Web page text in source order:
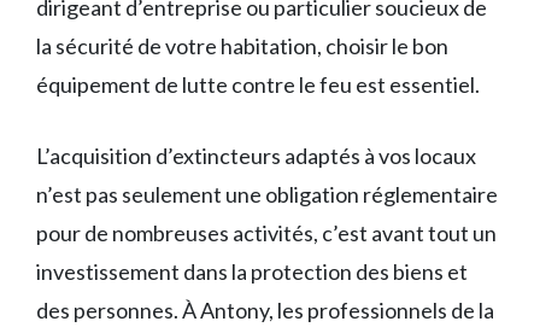
dirigeant d’entreprise ou particulier soucieux de
la sécurité de votre habitation, choisir le bon
équipement de lutte contre le feu est essentiel.
L’acquisition d’extincteurs adaptés à vos locaux
n’est pas seulement une obligation réglementaire
pour de nombreuses activités, c’est avant tout un
investissement dans la protection des biens et
des personnes. À Antony, les professionnels de la